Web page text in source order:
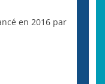
en 2016 par